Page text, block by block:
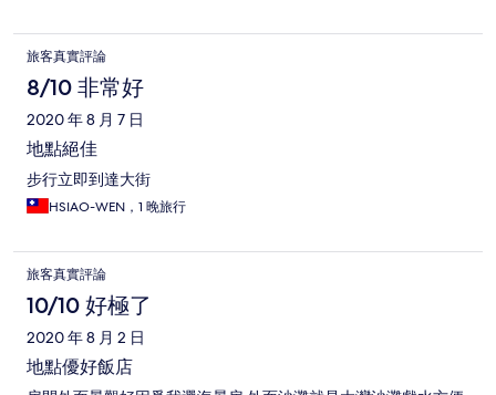
旅客真實評論
8/10 非常好
2020 年 8 月 7 日
地點絕佳
步行立即到達大街
HSIAO-WEN，1 晚旅行
旅客真實評論
10/10 好極了
2020 年 8 月 2 日
地點優好飯店